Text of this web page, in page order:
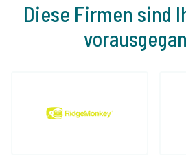
Diese Firmen sind